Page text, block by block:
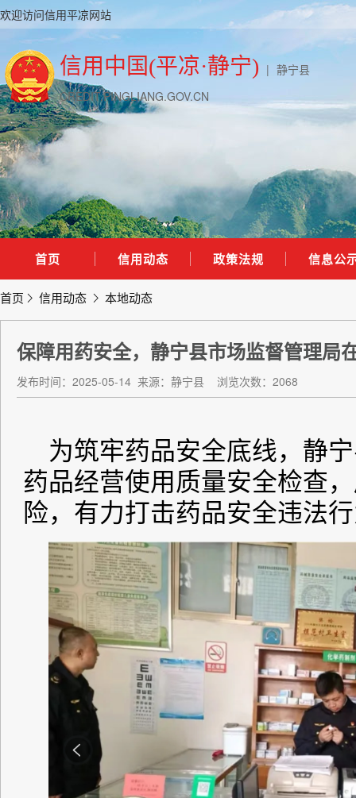
欢迎访问信用平凉网站
信用中国(平凉·静宁) | 静宁县
CREDIT.PINGLIANG.GOV.CN
首页 信用动态 政策法规 信息公
首页 信用动态 本地动态
保障用药安全，静宁县市场监督管理局
发布时间：2025-05-14 来源：静宁县 浏览次数：2068